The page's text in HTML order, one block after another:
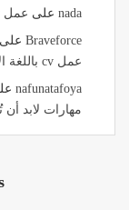
nada على عمل cv على الموبايل : تطبيق خرافي ومجاني
Braveforce على
عمل cv باللغة الانجليزية
nafunatafoya
مهارات لابد